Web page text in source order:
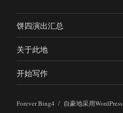
饼四演出汇总
关于此地
开始写作
Forever Bing4 自豪地采用WordPress